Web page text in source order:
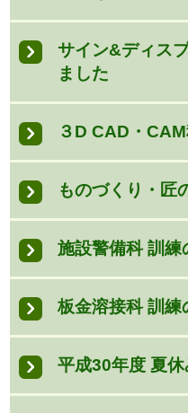
サイン&ディス
ました
３D CAD・
ものづくり・匠
施設警備科 訓練
板金溶接科 訓練
平成30年度 夏